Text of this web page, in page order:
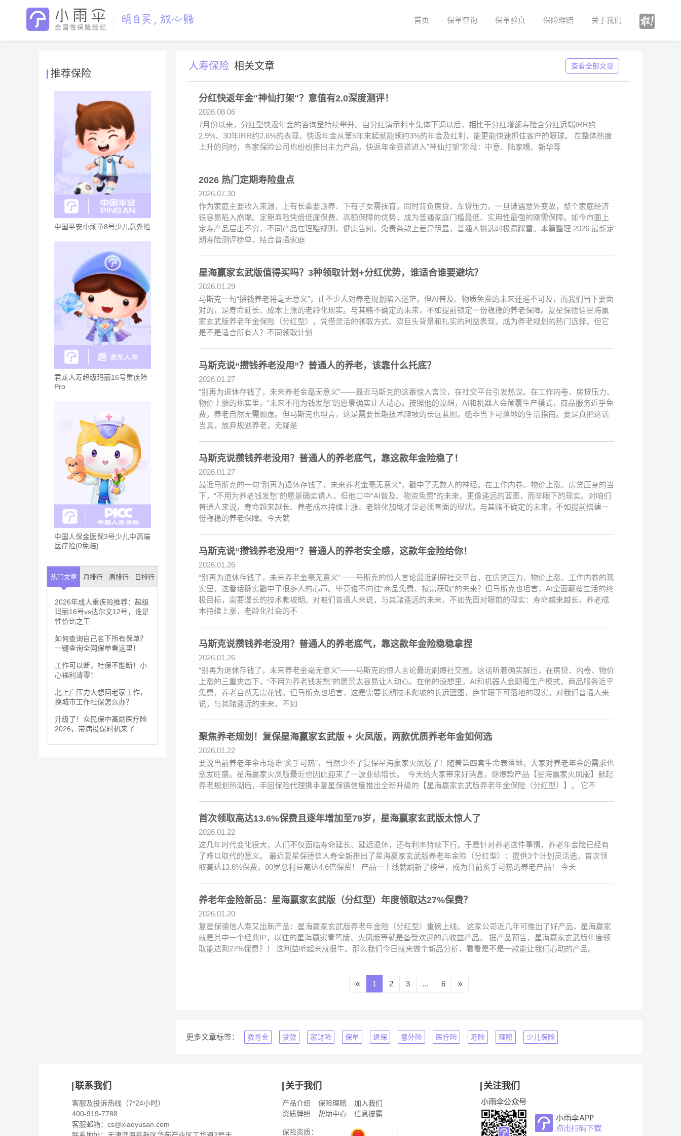
首页 保单查询 保单验真 保险理赔 关于我们
推荐保险
中国平安小顽童8号少儿意外险
君龙人寿超级玛丽16号重疾险
Pro
中国人保金医保3号少儿中高端
医疗险(0免赔)
热门文章 月排行 周排行 日排行
2026年成人重疾险推荐：超级
玛丽16号vs达尔文12号，谁是
性价比之王
如何查询自己名下所有保单？
一键查询全网保单看这里！
工作可以断，社保不能断！小
心福利清零！
北上广压力大想回老家工作，
换城市工作社保怎么办？
升级了！众民保中高端医疗险
2026，带病投保时机来了
人寿保险 相关文章 查看全部文章
分红快返年金"神仙打架"？意值有2.0深度测评！
2026.08.06
7月份以来，分红型快返年金的咨询量持续攀升。自分红演示利率集体下调以后，相比于分红增额寿险含分红远端IRR约
2.9%、30年IRR约2.6%的表现，快返年金从第5年末起就能领约3%的年金及红利，能更能快速抓住客户的眼球。 在整体热度
上升的同时，各家保险公司也纷纷推出主力产品，快返年金赛道进入"神仙打架"阶段：中意、陆家嘴、新华等
2026 热门定期寿险盘点
2026.07.30
作为家庭主要收入来源，上有长辈要赡养、下有子女需抚育，同时背负房贷、车贷压力，一旦遭遇意外变故，整个家庭经济
很容易陷入崩塌。定期寿险凭借低廉保费、高额保障的优势，成为普通家庭门槛最低、实用性最强的刚需保障。如今市面上
定寿产品层出不穷，不同产品在理赔规则、健康告知、免责条款上差异明显，普通人挑选时极易踩雷。本篇整理 2026 最新定
期寿险测评榜单，结合普通家庭
星海赢家玄武版值得买吗？3种领取计划+分红优势，谁适合谁要避坑？
2026.01.29
马斯克一句“攒钱养老将毫无意义”，让不少人对养老规划陷入迷茫。但AI普及、物质免费的未来还遥不可及，而我们当下要面
对的，是寿命延长、成本上涨的老龄化现实。与其赌不确定的未来，不如提前锁定一份稳稳的养老保障。复星保德信星海赢
家玄武版养老年金保险（分红型），凭借灵活的领取方式、双巨头背景和扎实的利益表现，成为养老规划的热门选择。但它
是不是适合所有人？不同领取计划
马斯克说“攒钱养老没用”？普通人的养老，该靠什么托底？
2026.01.27
“别再为退休存钱了，未来养老金毫无意义”——最近马斯克的这番惊人言论，在社交平台引发热议。在工作内卷、房贷压力、
物价上涨的现实里，“未来不用为钱发愁”的愿景确实让人动心。按照他的设想，AI和机器人会颠覆生产模式，商品服务近乎免
费，养老自然无需顾虑。但马斯克也坦言，这是需要长期技术爬坡的长远蓝图，绝非当下可落地的生活指南。要是真把这话
当真，放弃规划养老，无疑是
马斯克说攒钱养老没用？普通人的养老底气，靠这款年金险稳了！
2026.01.27
最近马斯克的一句“别再为退休存钱了，未来养老金毫无意义”，戳中了无数人的神经。在工作内卷、物价上涨、房贷压身的当
下，“不用为养老钱发愁”的愿景确实诱人，但他口中“AI普及、物资免费”的未来，更像遥远的蓝图，而非眼下的现实。对咱们
普通人来说，寿命越来越长、养老成本持续上涨、老龄化加剧才是必须直面的现状。与其赌不确定的未来，不如提前搭建一
份稳稳的养老保障。今天就
马斯克说“攒钱养老没用”？普通人的养老安全感，这款年金险给你！
2026.01.26
“别再为退休存钱了，未来养老金毫无意义”——马斯克的惊人言论最近刷屏社交平台。在房贷压力、物价上涨、工作内卷的现
实里，这番话确实戳中了很多人的心声。毕竟谁不向往“商品免费、按需获取”的未来？但马斯克也坦言，AI全面颠覆生活的终
极目标，需要漫长的技术爬坡期。对咱们普通人来说，与其赌遥远的未来，不如先面对眼前的现实：寿命越来越长，养老成
本持续上涨，老龄化社会的不
马斯克说攒钱养老没用？普通人的养老底气，靠这款年金险稳稳拿捏
2026.01.26
“别再为退休存钱了，未来养老金毫无意义”——马斯克的惊人言论最近刷爆社交圈。这话听着确实解压，在房贷、内卷、物价
上涨的三重夹击下，“不用为养老钱发愁”的愿景太容易让人动心。在他的设想里，AI和机器人会颠覆生产模式，商品服务近乎
免费，养老自然无需花钱。但马斯克也坦言，这是需要长期技术爬坡的长远蓝图，绝非眼下可落地的现实。对我们普通人来
说，与其赌遥远的未来，不如
聚焦养老规划！复保星海赢家玄武版 + 火凤版，两款优质养老年金如何选
2026.01.22
要说当前养老年金市场谁“炙手可热”，当然少不了复保星海赢家火凤版了！随着第四套生命表落地，大家对养老年金的需求也
愈发旺盛。星海赢家火凤版最近也因此迎来了一波业绩增长。 今天给大家带来好消息，继爆款产品【星海赢家火凤版】掀起
养老规划热潮后，手回保险代理携手复星保德信度推出全新升级的【星海赢家玄武版养老年金保险（分红型）】。 它不
首次领取高达13.6%保费且逐年增加至79岁，星海赢家玄武版太惊人了
2026.01.22
这几年时代变化很大，人们不仅面临寿命延长、延迟退休，还有利率持续下行。于是针对养老这件事情，养老年金险已经有
了难以取代的意义。 最近复星保德信人寿全新推出了星海赢家玄武版养老年金险（分红型）：提供3个计划灵活选，首次领
取高达13.6%保费，80岁总利益高达4.6倍保费！ 产品一上线就刷新了榜单，成为目前炙手可热的养老产品！ 今天
养老年金险新品：星海赢家玄武版（分红型）年度领取达27%保费？
2026.01.20
复星保德信人寿又出新产品：星海赢家玄武版养老年金险（分红型）重磅上线。 这家公司近几年可推出了好产品，星海赢家
就是其中一个经典IP，以往的星海赢家青鸾版、火凤版等就是备受欢迎的高收益产品。 据产品预告，星海赢家玄武版年度领
取能达到27%保费？！ 这利益听起来就很牛。那么我们今日就来做个新品分析，看看是不是一款能让我们心动的产品。
« 1 2 3 ... 6 »
更多文章标签： 教育金 贷款 家财险 保单 退保 意外险 医疗险 寿险 理赔 少儿保险
联系我们
客服及投诉热线（7*24小时）
400-919-7788
客服邮箱： cs@xiaoyusan.com
关于我们
产品介绍 保险理赔
加入我们
资质牌照
帮助中心 信息披露
保险资质：
关注我们